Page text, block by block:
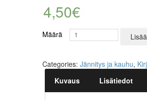
4,50€
Määrä
Categories: Jännitys ja kauhu,
Kuvaus
Lisätiedot